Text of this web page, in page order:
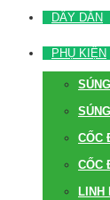
DÂY DẪN
PHỤ KIỆN
CỐC
CỐC
LINH